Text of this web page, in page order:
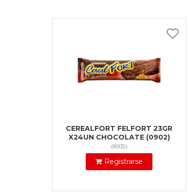
CEREALFORT FELFORT 23GR
X24UN CHOCOLATE (0902)
(8935)
Registrarse